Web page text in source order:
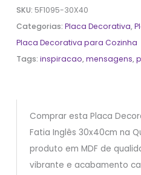
SKU: 5F1095-30X40
Categorias:Placa Decorativa,
Placa Decorativa para Cozinha
Tags:inspiracao,mensagens,
Comprar esta Placa
Fatia Inglês 30x40cm na
produto em MDF de
vibrante e acabamento